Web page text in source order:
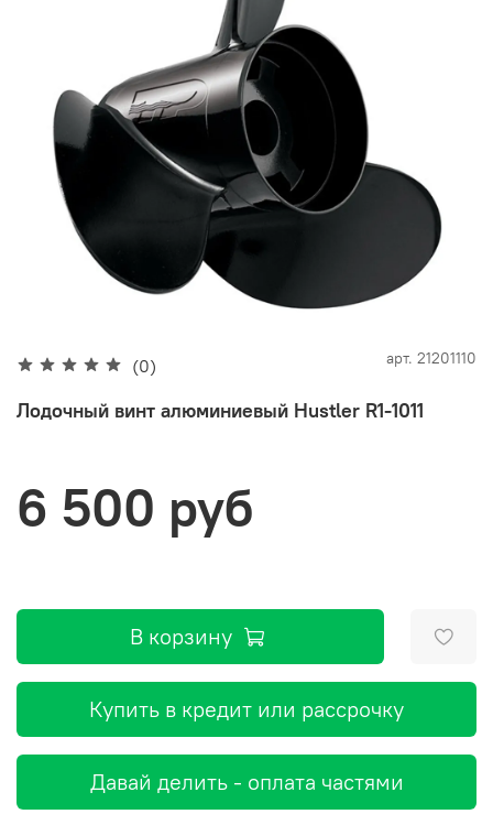
(0) арт. 21201110
Лодочный винт алюминиевый Hustler R1-1011
6 500 руб
В корзину
Купить в кредит или рассрочку
Давай делить - оплата частями